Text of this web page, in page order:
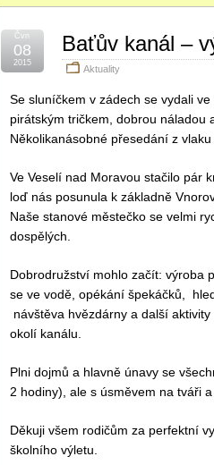
Baťův kanál –
Aktuality
Čvn
08
2015
Se sluníčkem v zádech se vydali
pirátským tričkem, dobrou náladou
Několikanásobné přesedání z
Ve Veselí nad Moravou stačilo pár
loď nás posunula k základně
Naše stanové městečko se velmi
dospělých.
Dobrodružství mohlo začít: výroba
se ve vodě, opékání špekáčků,
návštěva hvězdárny a další
okolí kanálu.
Plni dojmů a hlavně únavy se
2 hodiny), ale s úsměvem na tváři
Děkuji všem rodičům za perfektní
školního výletu.